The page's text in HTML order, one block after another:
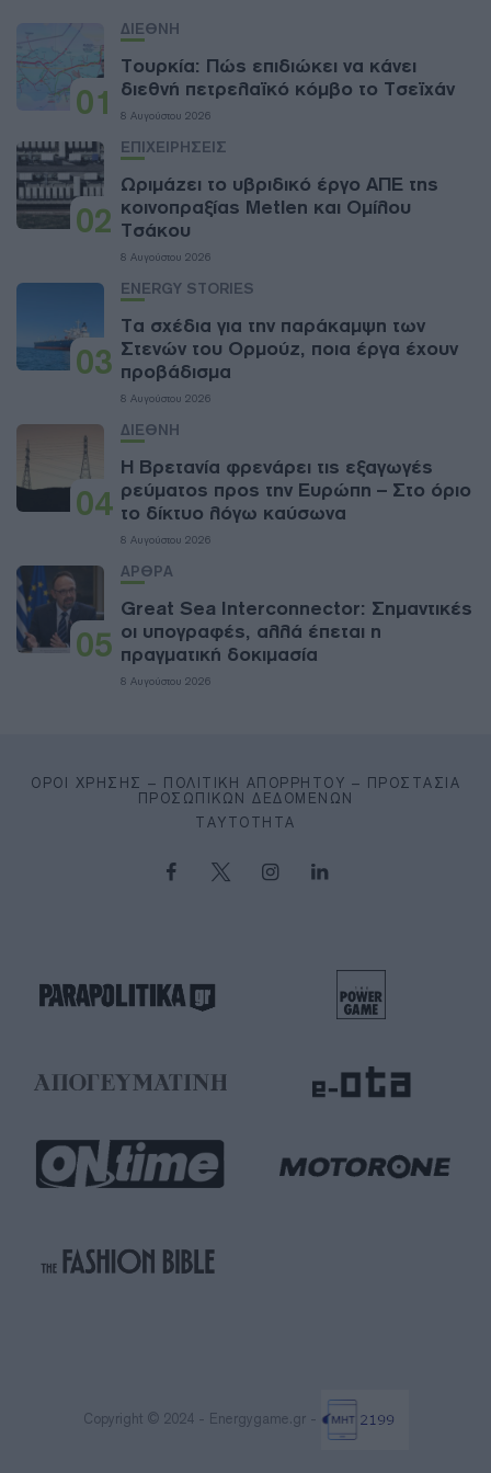
01
ΔΙΕΘΝΗ
Τουρκία: Πώς επιδιώκει να κάνει
διεθνή πετρελαϊκό κόμβο το Τσεϊχάν
8 Αυγούστου 2026
02
ΕΠΙΧΕΙΡΗΣΕΙΣ
Ωριμάζει το υβριδικό έργο ΑΠΕ της
κοινοπραξίας Metlen και Ομίλου
Τσάκου
8 Αυγούστου 2026
03
ENERGY STORIES
Τα σχέδια για την παράκαμψη των
Στενών του Ορμούζ, ποια έργα έχουν
προβάδισμα
8 Αυγούστου 2026
04
ΔΙΕΘΝΗ
Η Βρετανία φρενάρει τις εξαγωγές
ρεύματος προς την Ευρώπη – Στο όριο
το δίκτυο λόγω καύσωνα
8 Αυγούστου 2026
05
ΑΡΘΡΑ
Great Sea Interconnector: Σημαντικές
οι υπογραφές, αλλά έπεται η
πραγματική δοκιμασία
8 Αυγούστου 2026
ΌΡΟΙ ΧΡΉΣΗΣ – ΠΟΛΙΤΙΚΉ ΑΠΟΡΡΉΤΟΥ – ΠΡΟΣΤΑΣΊΑ
ΠΡΟΣΩΠΙΚΏΝ ΔΕΔΟΜΈΝΩΝ
ΤΑΥΤΌΤΗΤΑ
Copyright © 2024 - Energygame.gr -